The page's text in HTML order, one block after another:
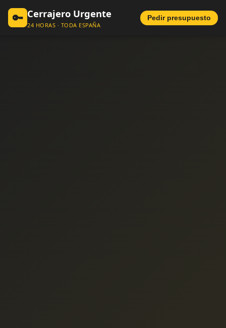
🔑 Cerrajero Urgente
24 HORAS · TODA ESPAÑA
Pedir presupuesto